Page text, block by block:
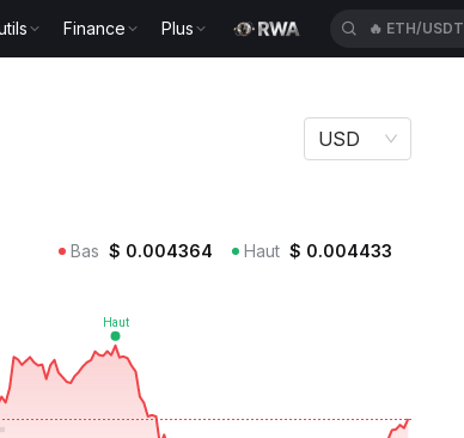
Finance Plus 🔥 ETH/USDT
USD
Bas $ 0.004364 Haut $ 0.004433